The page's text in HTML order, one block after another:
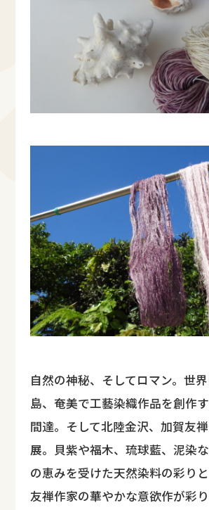
自然の神秘、そしてロマン。世
島、奄美で工藝染織作品を創作
間達。そして北陸金沢、加賀友
展。貝紫や福木、琉球藍、泥染
の恵みを受けた天然染料の彩り
友禅作家の華やかな意欲作が彩り